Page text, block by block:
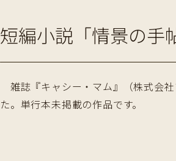
短編小説「情景の
雑誌『キャシー・マム』（株式会
た。単行本未掲載の作品です。